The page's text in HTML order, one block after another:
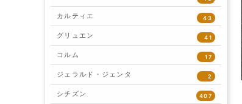
カルティエ 43
グリュエン 41
コルム 17
ジェラルド・ジェンタ 2
シチズン 407